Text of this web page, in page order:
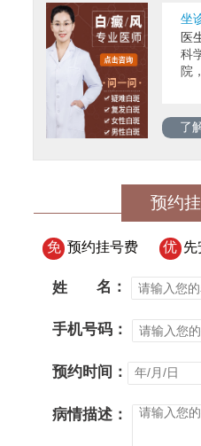
坐
医
科
院
了
预约
免 预约挂号费 优 先
姓 名：
手机号码：
预约时间：
病情描述：